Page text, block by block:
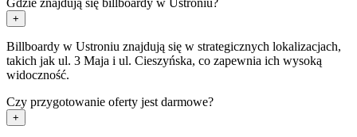
+
Billboardy w Ustroniu znajdują się w strategicznych lokalizacjach,
takich jak ul. 3 Maja i ul. Cieszyńska, co zapewnia ich wysoką
widoczność.
Czy przygotowanie oferty jest darmowe?
+